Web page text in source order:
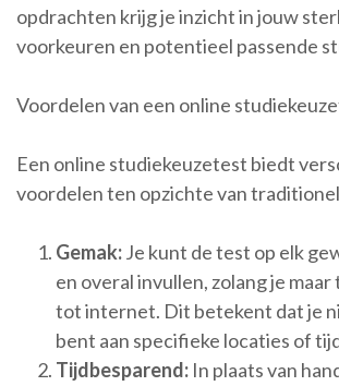
opdrachten krijg je inzicht in jouw
voorkeuren en potentieel passende
Voordelen van een online
Een online studiekeuzetest biedt
voordelen ten opzichte van
Gemak:Je kunt de test op elk
en overal invullen, zolang je
tot internet. Dit betekent dat je
bent aan specifieke locaties of
Tijdbesparend: In plaats van